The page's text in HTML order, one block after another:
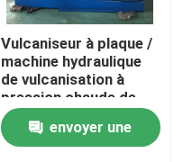
Vulcaniseur à plaque /
machine hydraulique
de vulcanisation à
pression chaude de
250 tonnes pour la
fabrication de
produits automobiles
envoyer une